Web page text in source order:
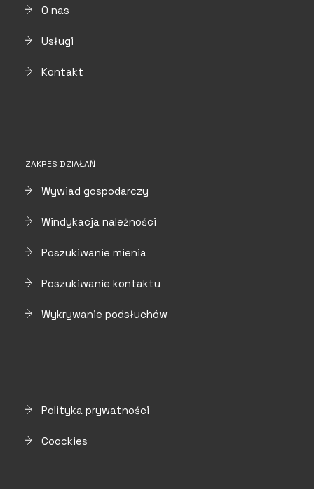
O nas
Usługi
Kontakt
ZAKRES DZIAŁAŃ
Wywiad gospodarczy
Windykacja należności
Poszukiwanie mienia
Poszukiwanie kontaktu
Wykrywanie podsłuchów
Polityka prywatności
Coockies